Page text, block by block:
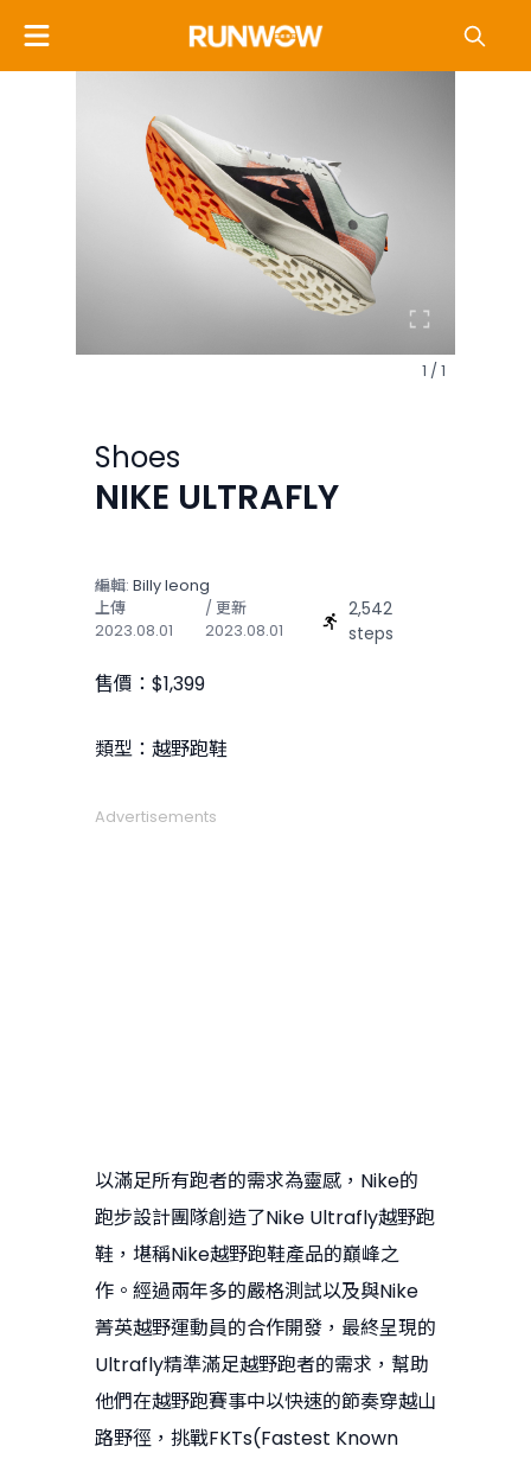
1 / 1
Shoes
NIKE ULTRAFLY
編輯: Billy Ieong
上傳
2023.08.01
/ 更新
2023.08.01
2,542
steps
售價：$1,399
類型：越野跑鞋
Advertisements
以滿足所有跑者的需求為靈感，Nike的
跑步設計團隊創造了Nike Ultrafly越野跑
鞋，堪稱Nike越野跑鞋產品的巔峰之
作。經過兩年多的嚴格測試以及與Nike
菁英越野運動員的合作開發，最終呈現的
Ultrafly精準滿足越野跑者的需求，幫助
他們在越野跑賽事中以快速的節奏穿越山
路野徑，挑戰FKTs(Fastest Known